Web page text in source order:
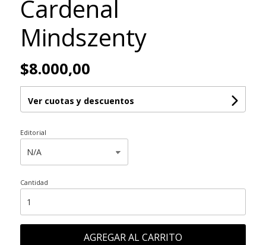
Cardenal
Mindszenty
$8.000,00
Ver cuotas y descuentos
Editorial
Cantidad
AGREGAR AL CARRITO